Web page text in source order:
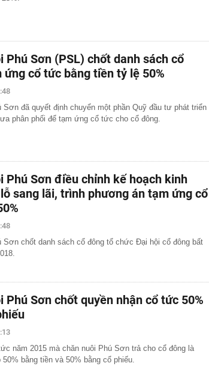
Phú Sơn (PSL) chốt danh sách cổ
cổ tức bằng tiền tỷ lệ 50%
Sơn đã quyết định chuyển một phần Quỹ đầu tư phát triển
phân phối để tạm ứng cổ tức cho cổ đông.
Phú Sơn điều chỉnh kế hoạch kinh
sang lãi, trình phương án tạm ứng cổ
Sơn chốt danh sách cổ đông tổ chức Đại hội cổ đông bất
Phú Sơn chốt quyền nhận cổ tức 50%
năm 2015 mà chăn nuôi Phú Sơn trả cho cổ đông là
50% bằng tiền và 50% bằng cổ phiếu.